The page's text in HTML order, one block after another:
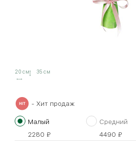
20 см 35 см
- Хит продаж
Малый
2280 ₽
Средний
4490 ₽